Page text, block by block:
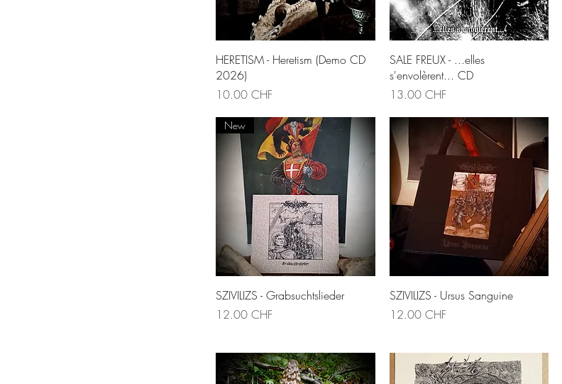
Aperçu rapide
HERETISM - Heretism (Demo CD
2026)
Prix
10.00 CHF
Aperçu rapide
SALE FREUX - ...elles
s'envolèrent... CD
Prix
13.00 CHF
Aperçu rapide
New
SZIVILIZS - Grabsuchtslieder
Prix
12.00 CHF
Aperçu rapide
SZIVILIZS - Ursus Sanguine
Prix
12.00 CHF